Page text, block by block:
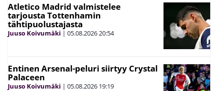
Atletico Madrid valmistelee
tarjousta Tottenhamin
tähtipuolustajasta
Juuso Koivumäki | 05.08.202620:54
Entinen Arsenal-peluri siirtyy Crystal
Palaceen
Juuso Koivumäki | 05.08.2026 19:19